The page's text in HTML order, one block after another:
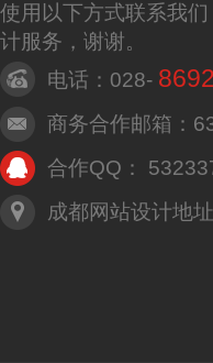
使用以下方式联系我
计服务，谢谢。
电话：028-
商务合作邮箱：
合作QQ：
成都网站设计地